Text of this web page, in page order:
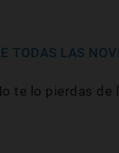
TODAS LAS
te lo pierdas de